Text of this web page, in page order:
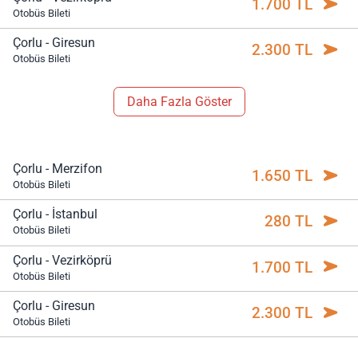
Otobüs Bileti 1.700 TL
Çorlu - Giresun
Otobüs Bileti 2.300 TL
Daha Fazla Göster
Çorlu - Merzifon
Otobüs Bileti 1.650 TL
Çorlu - İstanbul
Otobüs Bileti 280 TL
Çorlu - Vezirköprü
Otobüs Bileti 1.700 TL
Çorlu - Giresun
Otobüs Bileti 2.300 TL